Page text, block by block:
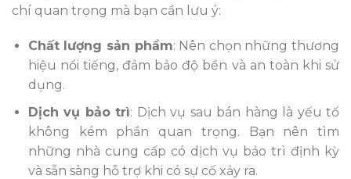
chí quan trọng mà bạn cần lưu ý:
Chất lượng sản phẩm: Nên chọn những thương
hiệu nổi tiếng, đảm bảo độ bền và an toàn khi sử
dụng.
Dịch vụ bảo trì: Dịch vụ sau bán hàng là yếu tố
không kém phần quan trọng. Bạn nên tìm
những nhà cung cấp có dịch vụ bảo trì định kỳ
và sẵn sàng hỗ trợ khi có sự cố xảy ra.